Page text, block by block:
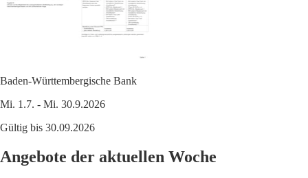
Baden-Württembergische Bank
Mi. 1.7. - Mi. 30.9.2026
Gültig bis 30.09.2026
Angebote der aktuellen Woche